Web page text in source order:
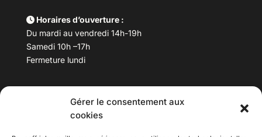
Gérer le consentement aux
cookies
Horaires d’ouverture :
Du mardi au vendredi 14h-19h
Samedi 10h –17h
Fermeture lundi
maisondesculturesasiatiques@asiexpo.com